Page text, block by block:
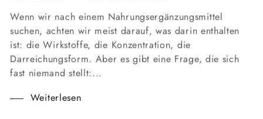
Wenn wir nach einem Nahrungsergänzungsmittel
suchen, achten wir meist darauf, was darin enthalten
ist: die Wirkstoffe, die Konzentration, die
Darreichungsform. Aber es gibt eine Frage, die sich
fast niemand stellt:...
Weiterlesen